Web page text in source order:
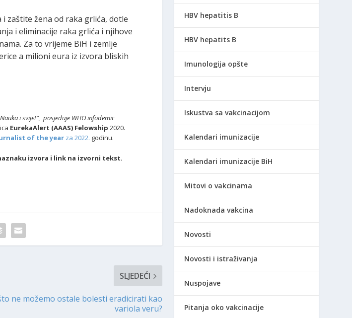
zaštite žena od raka grlića, dotle
i eliminacije raka grlića i njihove
Za to vrijeme BiH i zemlje
a milioni eura iz izvora bliskih
i svijet”, posjeduje WHO infodemic
EurekaAlert (AAAS) Felowship 2020.
of the year za 2022. godinu.
izvora i link na izvorni tekst.
SLJEDEĆI
ne možemo ostale bolesti eradicirati kao
variola veru?
HBV hepatitis B
HBV hepatits B
Imunologija opšte
Intervju
Iskustva sa vakcinacijom
Kalendari imunizacije
Kalendari imunizacije BiH
Mitovi o vakcinama
Nadoknada vakcina
Novosti
Novosti i istraživanja
Nuspojave
Pitanja oko vakcinacije